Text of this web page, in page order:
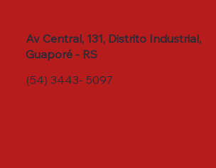
Av Central, 131, Distrito Industrial,
Guaporé - RS
(54) 3443- 5097